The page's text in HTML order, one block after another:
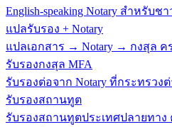
English-speaking Notary สำหรับช
แปลรับรอง + Notary
แปลเอกสาร → Notary → กงสุล ค
รับรองกงสุล MFA
รับรองต่อจาก Notary ที่กระทรวง
รับรองสถานทูต
รับรองสถานทูตประเทศปลายทาง